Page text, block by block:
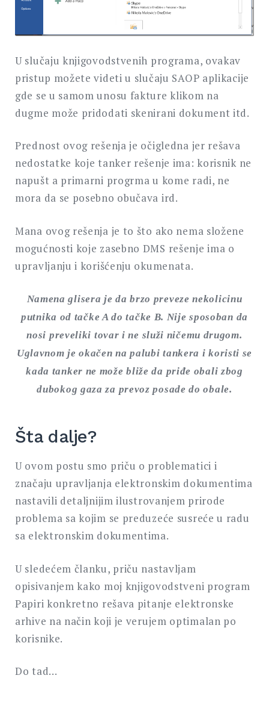
U slučaju knjigovodstvenih programa, ovakav
pristup možete videti u slučaju SAOP aplikacije
gde se u samom unosu fakture klikom na
dugme može pridodati skenirani dokument itd.
Prednost ovog rešenja je očigledna jer rešava
nedostatke koje tanker rešenje ima: korisnik ne
napušt a primarni progrma u kome radi, ne
mora da se posebno obučava ird.
Mana ovog rešenja je to što ako nema složene
mogućnosti koje zasebno DMS rešenje ima o
upravljanju i korišćenju okumenata.
Namena glisera je da brzo preveze nekolicinu
putnika od tačke A do tačke B. Nije sposoban da
nosi preveliki tovar i ne služi ničemu drugom.
Uglavnom je okačen na palubi tankera i koristi se
kada tanker ne može bliže da priđe obali zbog
dubokog gaza za prevoz posade do obale.
Šta dalje?
U ovom postu smo priču o problematici i
značaju upravljanja elektronskim dokumentima
nastavili detaljnijim ilustrovanjem prirode
problema sa kojim se preduzeće susreće u radu
sa elektronskim dokumentima.
U sledećem članku, priču nastavljam
opisivanjem kako moj knjigovodstveni program
Papiri konkretno rešava pitanje elektronske
arhive na način koji je verujem optimalan po
korisnike.
Do tad…